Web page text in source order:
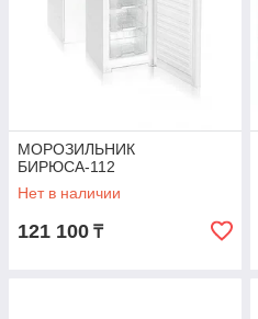
МОРОЗИЛЬНИК
БИРЮСА-112
Нет в наличии
121 100 ₸